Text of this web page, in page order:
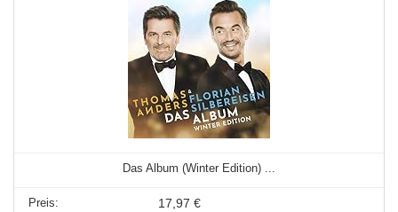
Das Album (Winter Edition) ...
17,97 €